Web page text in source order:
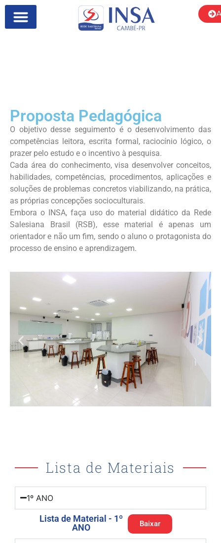
Proposta Pedagógica
O objetivo desse seguimento é o desenvolvimento das
competências leitora, escrita formal, raciocínio lógico, o
prazer pelo estudo e o incentivo à pesquisa.
Cada área do conhecimento, visa desenvolver conceitos,
habilidades, competências, procedimentos, aplicações e
soluções de problemas concretos viabilizando, na prática,
as próprias concepções socioculturais.
Embora o INSA, faça uso do material didático da Rede
Salesiana Brasil (RSB), esse material é apenas um
orientador e não um fim, sendo o aluno o protagonista do
processo de ensino e aprendizagem.
Lista de Materiais
1º ANO
Lista de Material - 1º
ANO
Baixar